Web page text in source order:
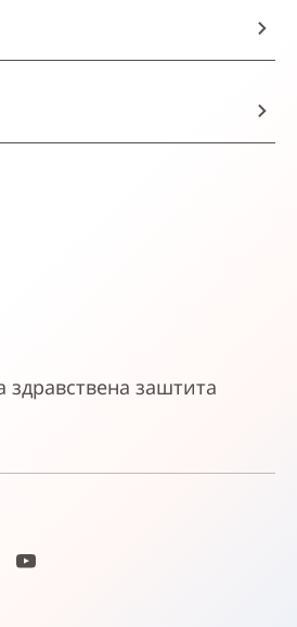
заштита